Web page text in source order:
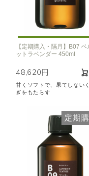
【定期購入・隔月】B07 ベ
ットラベンダー 450ml
48,620円
甘くソフトで、果てしない
ぎをもたらす
定期